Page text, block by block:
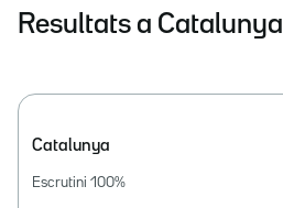
Resultats a Catalunya
Catalunya
Escrutini 100%